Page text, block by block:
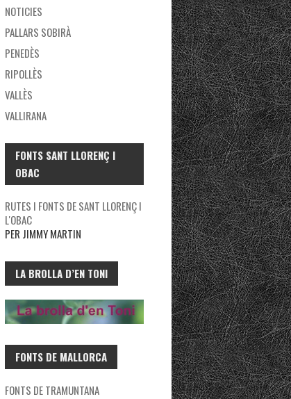
NOTICIES
PALLARS SOBIRÀ
PENEDÈS
RIPOLLÈS
VALLÈS
VALLIRANA
FONTS SANT LLORENÇ I
OBAC
RUTES I FONTS DE SANT LLORENÇ I
L'OBAC
PER JIMMY MARTIN
LA BROLLA D’EN TONI
FONTS DE MALLORCA
FONTS DE TRAMUNTANA